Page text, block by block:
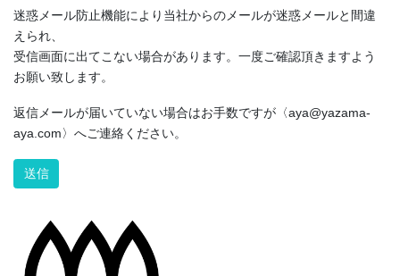
迷惑メール防止機能により当社からのメールが迷惑メールと間違
えられ、
受信画面に出てこない場合があります。一度ご確認頂きますよう
お願い致します。
返信メールが届いていない場合はお手数ですが〈aya@yazama-
aya.com〉へご連絡ください。